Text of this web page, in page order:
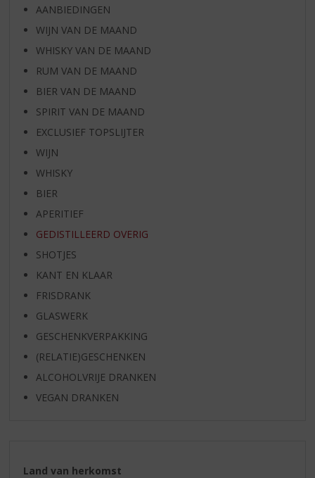
AANBIEDINGEN
WIJN VAN DE MAAND
WHISKY VAN DE MAAND
RUM VAN DE MAAND
BIER VAN DE MAAND
SPIRIT VAN DE MAAND
EXCLUSIEF TOPSLIJTER
WIJN
WHISKY
BIER
APERITIEF
GEDISTILLEERD OVERIG
SHOTJES
KANT EN KLAAR
FRISDRANK
GLASWERK
GESCHENKVERPAKKING
(RELATIE)GESCHENKEN
ALCOHOLVRIJE DRANKEN
VEGAN DRANKEN
Land van herkomst